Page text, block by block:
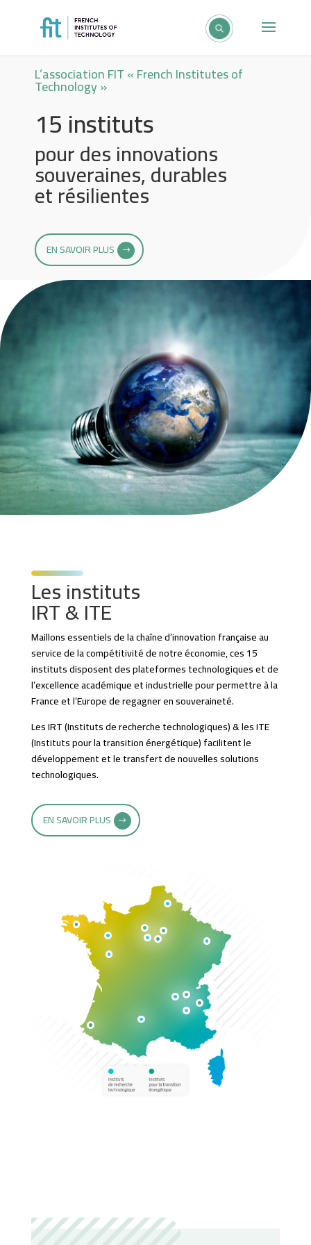
L’association FIT « French Institutes of
Technology »
15 instituts
pour des innovations
souveraines, durables
et résilientes
EN SAVOIR PLUS
Les instituts
IRT & ITE
Maillons essentiels de la chaîne d’innovation française au
service de la compétitivité de notre économie, ces 15
instituts disposent des plateformes technologiques et de
l’excellence académique et industrielle pour permettre à la
France et l’Europe de regagner en souveraineté.​
Les IRT (Instituts de recherche technologiques) & les ITE
(Instituts pour la transition énergétique) facilitent le
développement et le transfert de nouvelles solutions
technologiques.
EN SAVOIR PLUS